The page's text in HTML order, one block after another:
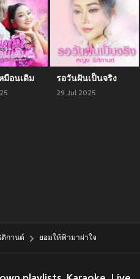
มือนเดิม รอวันฝันเป็นจริง
29 Jul 2025
กานต์ ยอมให้ฟ้ามาผ่าใจ